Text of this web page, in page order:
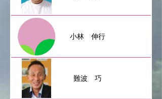
小林 伸行
難波 巧